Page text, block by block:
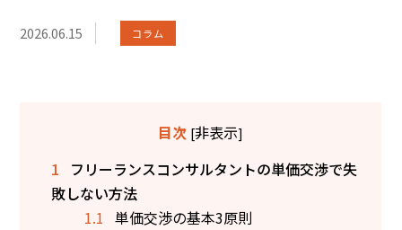
2026.06.15 コラム
目次 [非表示]
1
フリーランスコンサルタントの単価交渉で失
敗しない方法
1.1 単価交渉の基本3原則